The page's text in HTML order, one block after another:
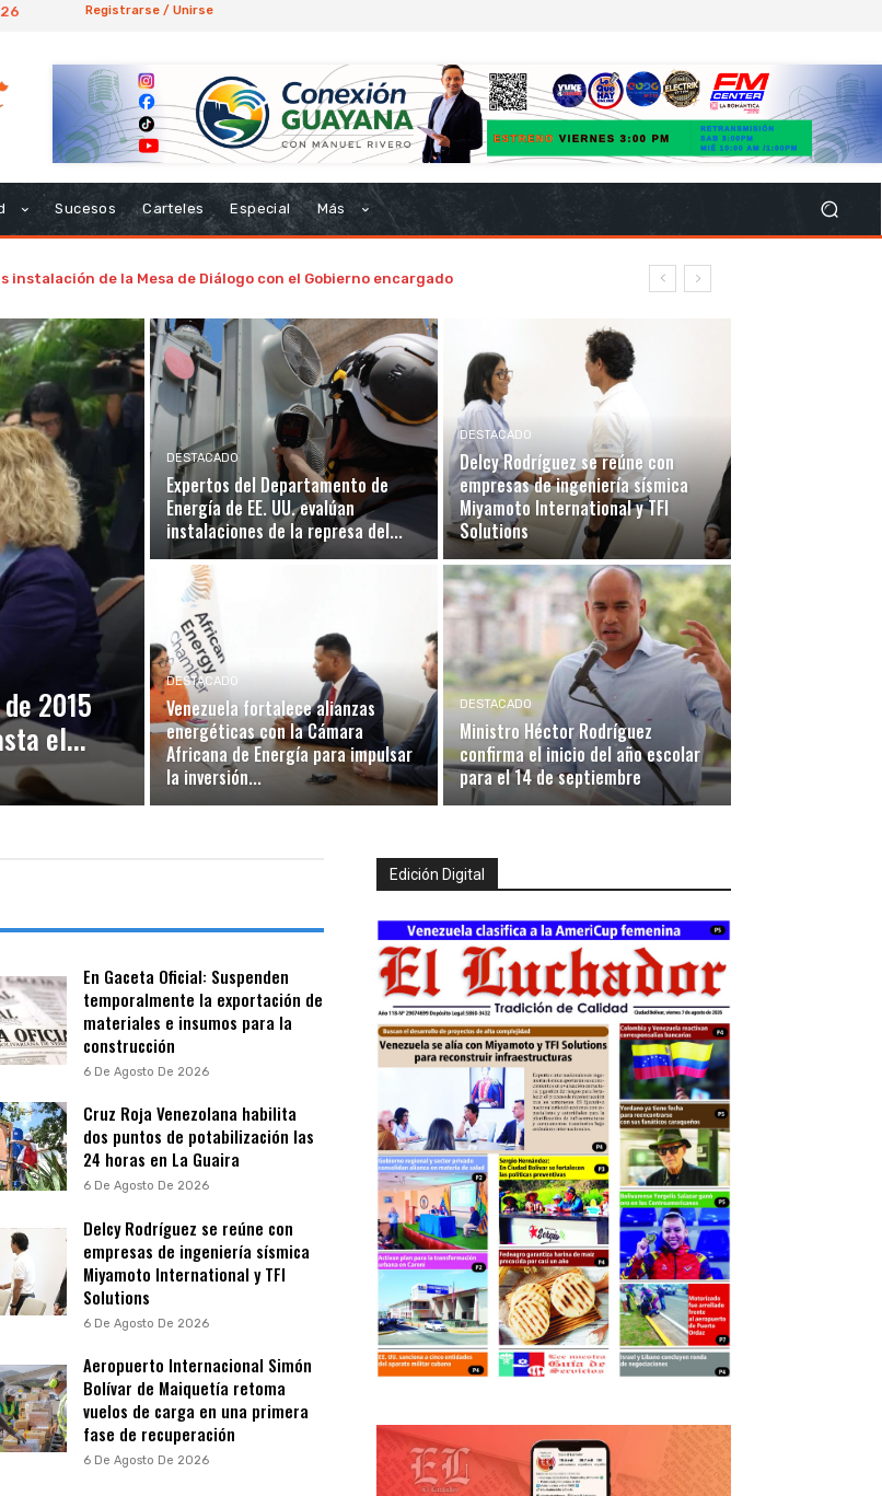
Registrarse / Unirse
Sucesos Carteles Especial Más
instalación de la Mesa de Diálogo con el Gobierno encargado
2015
el...
DESTACADO
Expertos del Departamento de
Energía de EE. UU. evalúan
instalaciones de la represa del...
DESTACADO
Delcy Rodríguez se reúne con
empresas de ingeniería sísmica
Miyamoto International y TFI
Solutions
DESTACADO
Venezuela fortalece alianzas
energéticas con la Cámara
Africana de Energía para impulsar
la inversión...
DESTACADO
Ministro Héctor Rodríguez
confirma el inicio del año escolar
para el 14 de septiembre
En Gaceta Oficial: Suspenden
temporalmente la exportación de
materiales e insumos para la
construcción
6 De Agosto De 2026
Cruz Roja Venezolana habilita
dos puntos de potabilización las
24 horas en La Guaira
6 De Agosto De 2026
Delcy Rodríguez se reúne con
empresas de ingeniería sísmica
Miyamoto International y TFI
Solutions
6 De Agosto De 2026
Aeropuerto Internacional Simón
Bolívar de Maiquetía retoma
vuelos de carga en una primera
fase de recuperación
6 De Agosto De 2026
Edición Digital